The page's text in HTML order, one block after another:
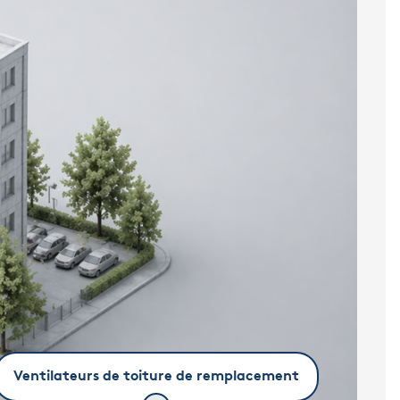
Ventilateurs de toiture de remplacement